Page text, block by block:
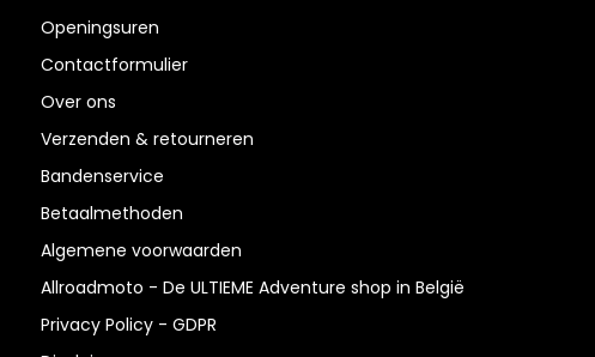
Openingsuren
Contactformulier
Over ons
Verzenden & retourneren
Bandenservice
Betaalmethoden
Algemene voorwaarden
Allroadmoto - De ULTIEME Adventure shop in België
Privacy Policy - GDPR